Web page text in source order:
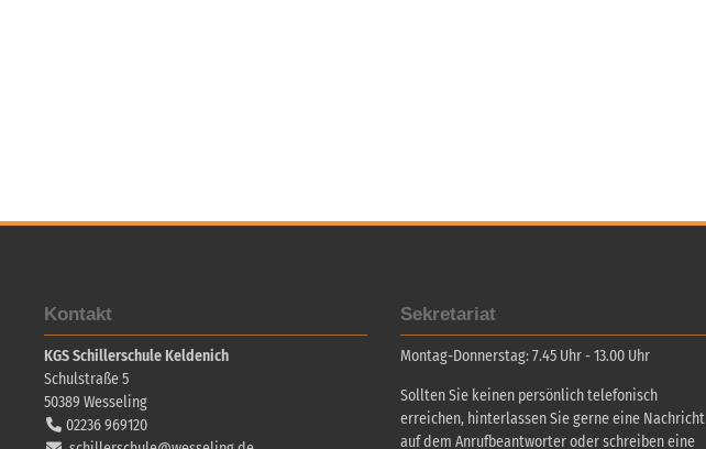
Kontakt
KGS Schillerschule Keldenich
Schulstraße 5
50389 Wesseling
02236 969120
Sekretariat
Montag-Donnerstag: 7.45 Uhr - 13.00 Uhr
Sollten Sie keinen persönlich telefonisch
erreichen, hinterlassen Sie gerne eine Nachricht
auf dem Anrufbeantworter oder schreiben eine